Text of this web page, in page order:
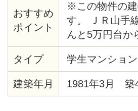
おすすめ
ポイント
※この物件の
す。 ＪＲ山手
んと5万円台か
らに嬉しいの
電もついてい
タイプ 学生マンション
建築年月 1981年3月 築